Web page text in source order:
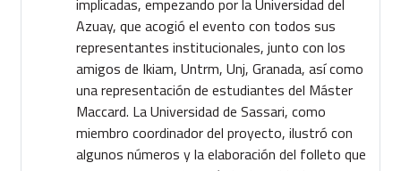
Azuay, que acogió el evento con todos sus
representantes institucionales, junto con los
amigos de Ikiam, Untrm, Unj, Granada, así como
una representación de estudiantes del Máster
Maccard. La Universidad de Sassari, como
miembro coordinador del proyecto, ilustró con
algunos números y la elaboración del folleto que